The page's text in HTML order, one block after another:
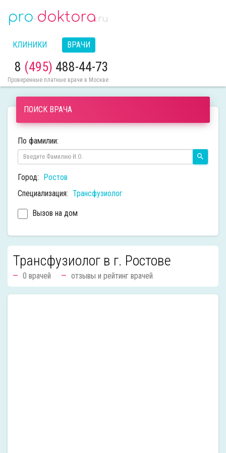
pro-doktora.ru
КЛИНИКИ ВРАЧИ
8 (495) 488-44-73
Проверенные платные врачи в Москве
ПОИСК ВРАЧА
По фамилии:
Город: Ростов
Специализация: Трансфузиолог
Вызов на дом
Трансфузиолог в г. Ростове
0 врачей отзывы и рейтинг врачей